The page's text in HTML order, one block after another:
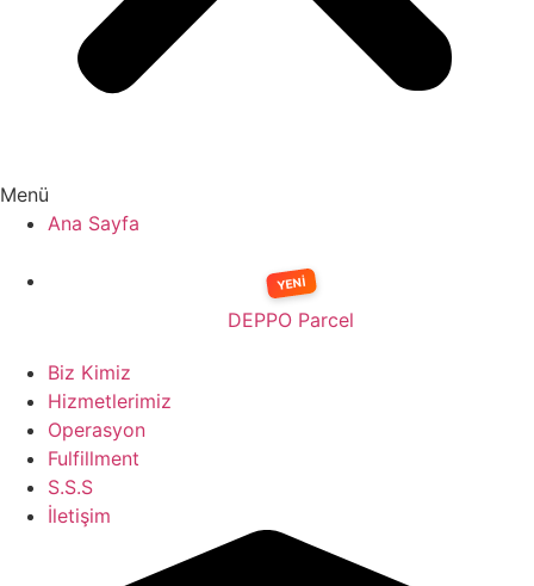
Menü
Ana Sayfa
DEPPO Parcel
Biz Kimiz
Hizmetlerimiz
Operasyon
Fulfillment
S.S.S
İletişim